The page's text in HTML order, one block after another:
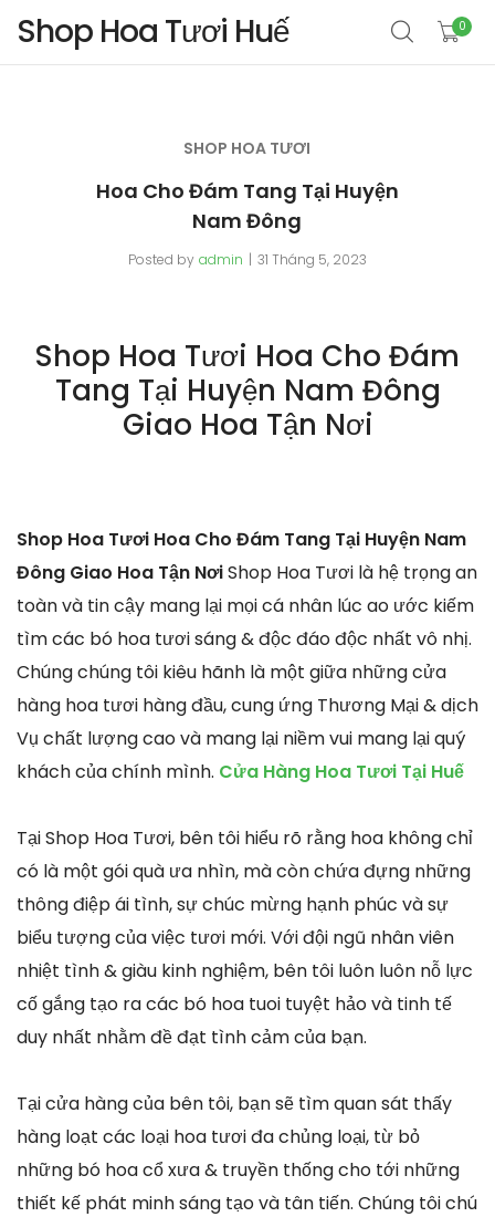
Shop Hoa Tươi Huế 0
SHOP HOA TƯƠI
Hoa Cho Đám Tang Tại Huyện
Nam Đông
Posted by admin 31 Tháng 5, 2023
Shop Hoa Tươi Hoa Cho Đám
Tang Tại Huyện Nam Đông
Giao Hoa Tận Nơi
Shop Hoa Tươi Hoa Cho Đám Tang Tại Huyện Nam
Đông Giao Hoa Tận NơiShop Hoa Tươi là hệ trọng an
toàn và tin cậy mang lại mọi cá nhân lúc ao ước kiếm
tìm các bó hoa tươi sáng & độc đáo độc nhất vô nhị.
Chúng chúng tôi kiêu hãnh là một giữa những cửa
hàng hoa tươi hàng đầu, cung ứng Thương Mại & dịch
Vụ chất lượng cao và mang lại niềm vui mang lại quý
khách của chính mình. Cửa Hàng Hoa Tươi Tại Huế
Tại Shop Hoa Tươi, bên tôi hiểu rõ rằng hoa không chỉ
có là một gói quà ưa nhìn, mà còn chứa đựng những
thông điệp ái tình, sự chúc mừng hạnh phúc và sự
biểu tượng của việc tươi mới. Với đội ngũ nhân viên
nhiệt tình & giàu kinh nghiệm, bên tôi luôn luôn nỗ lực
cố gắng tạo ra các bó hoa tuoi tuyệt hảo và tinh tế
duy nhất nhằm đề đạt tình cảm của bạn.
Tại cửa hàng của bên tôi, bạn sẽ tìm quan sát thấy
hàng loạt các loại hoa tươi đa chủng loại, từ bỏ
những bó hoa cổ xưa & truyền thống cho tới những
thiết kế phát minh sáng tạo và tân tiến. Chúng tôi chú